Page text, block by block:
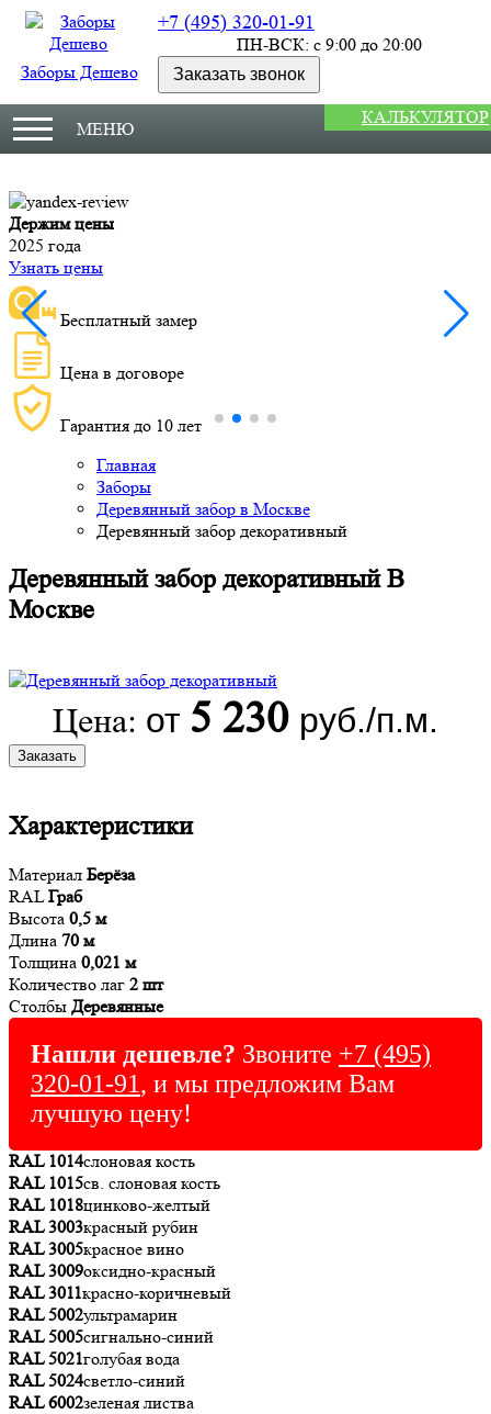
Заборы Дешево
+7 (495) 320-01-91
ПН-ВСК: с 9:00 до 20:00
Заказать звонок
МЕНЮ
КАЛЬКУЛЯТОР
Держим цены
2025 года
Узнать цены
Бесплатный замер
Цена в договоре
Гарантия до 10 лет
Главная
Заборы
Деревянный забор в Москве
Деревянный забор декоративный
Деревянный забор декоративный В
Москве
Цена: от 5 230 руб./п.м.
Заказать
Характеристики
Материал Берёза
RALГраб
Высота 0,5 м
Длина 70 м
Толщина 0,021 м
Количество лаг 2 шт
Столбы Деревянные
Нашли дешевле? Звоните +7 (495)
320-01-91, и мы предложим Вам
лучшую цену!
RAL 1014слоновая кость
RAL 1015св. слоновая кость
RAL 1018цинково-желтый
RAL 3003красный рубин
RAL 3005красное вино
RAL 3009оксидно-красный
RAL 3011красно-коричневый
RAL 5002ультрамарин
RAL 5005сигнально-синий
RAL 5021голубая вода
RAL 5024светло-синий
RAL 6002зеленая листва